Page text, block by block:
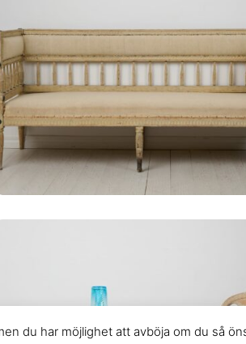
du har möjlighet att avböja om du så